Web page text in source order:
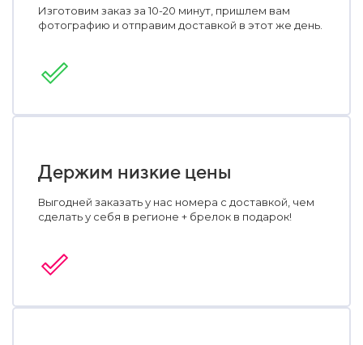
Изготовим заказ за 10-20 минут, пришлем вам
фотографию и отправим доставкой в этот же день.
Держим низкие цены
Выгодней заказать у нас номера с доставкой, чем
сделать у себя в регионе + брелок в подарок!